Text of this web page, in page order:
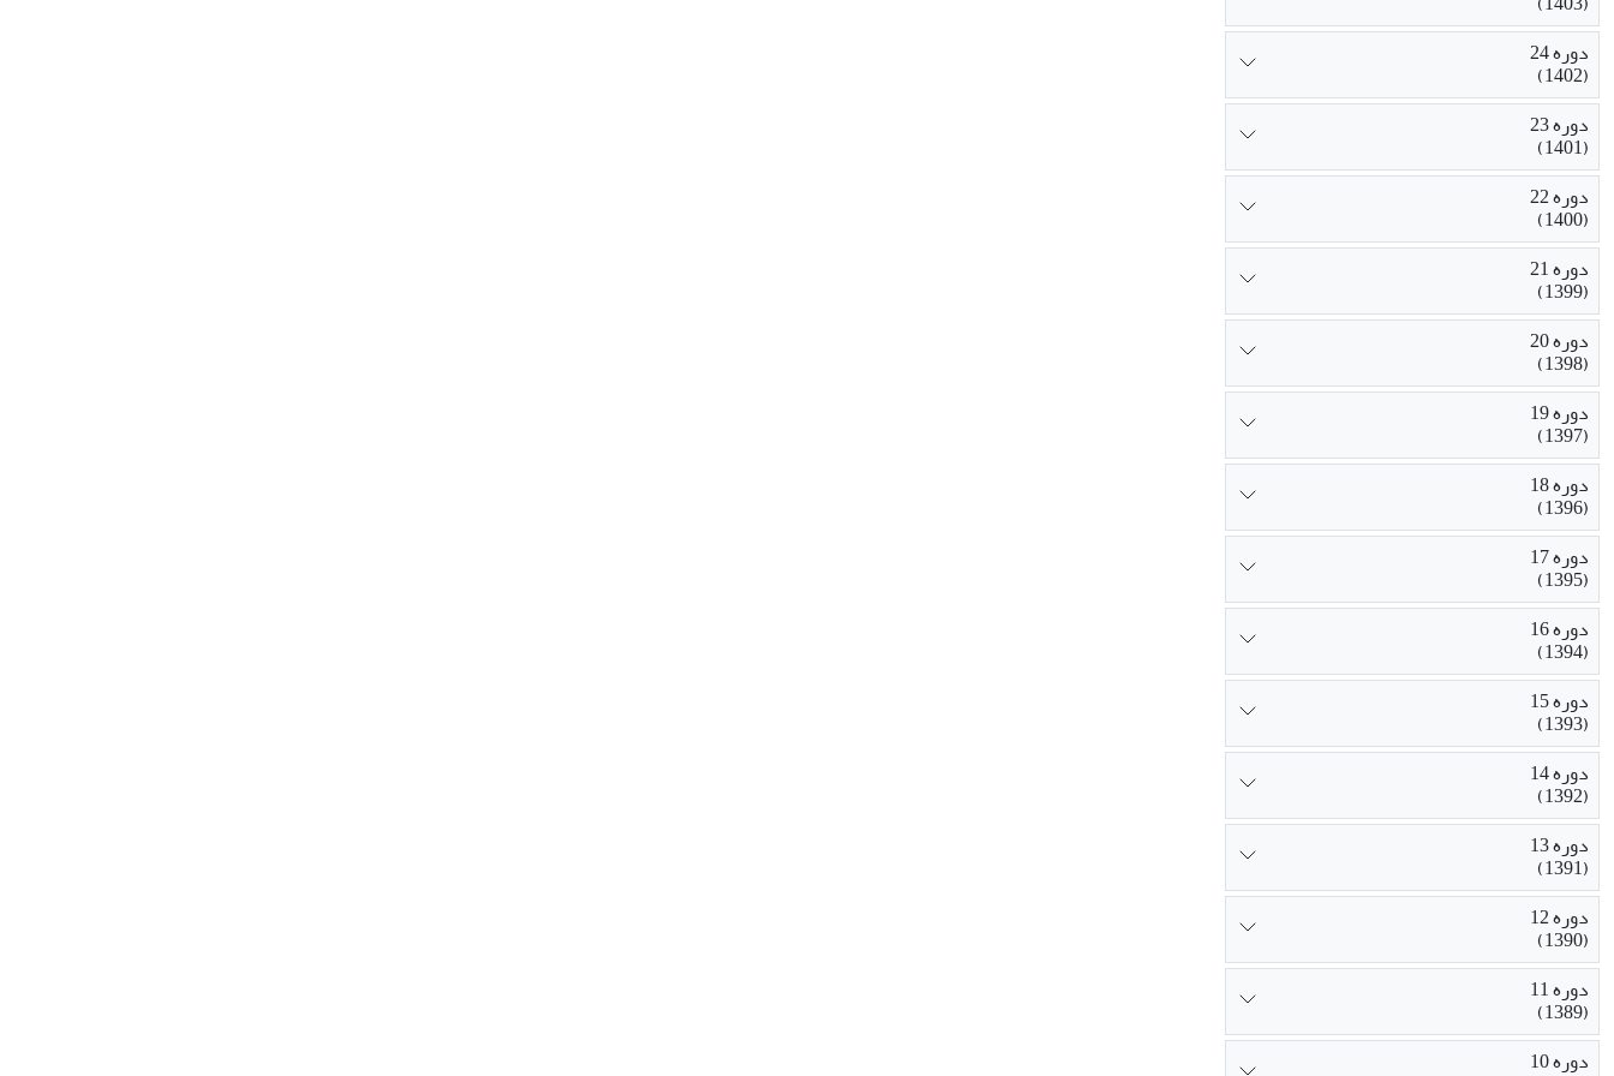
دوره 24
(1402)
دوره 23
(1401)
دوره 22
(1400)
دوره 21
(1399)
دوره 20
(1398)
دوره 19
(1397)
دوره 18
(1396)
دوره 17
(1395)
دوره 16
(1394)
دوره 15
(1393)
دوره 14
(1392)
دوره 13
(1391)
دوره 12
(1390)
دوره 11
(1389)
دوره 10